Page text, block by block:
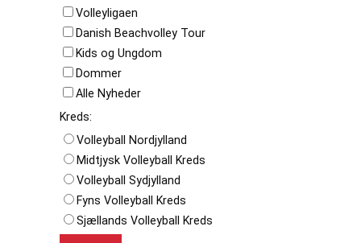
Volleyligaen
Danish Beachvolley Tour
Kids og Ungdom
Dommer
Alle Nyheder
Kreds:
Volleyball Nordjylland
Midtjysk Volleyball Kreds
Volleyball Sydjylland
Fyns Volleyball Kreds
Sjællands Volleyball Kreds